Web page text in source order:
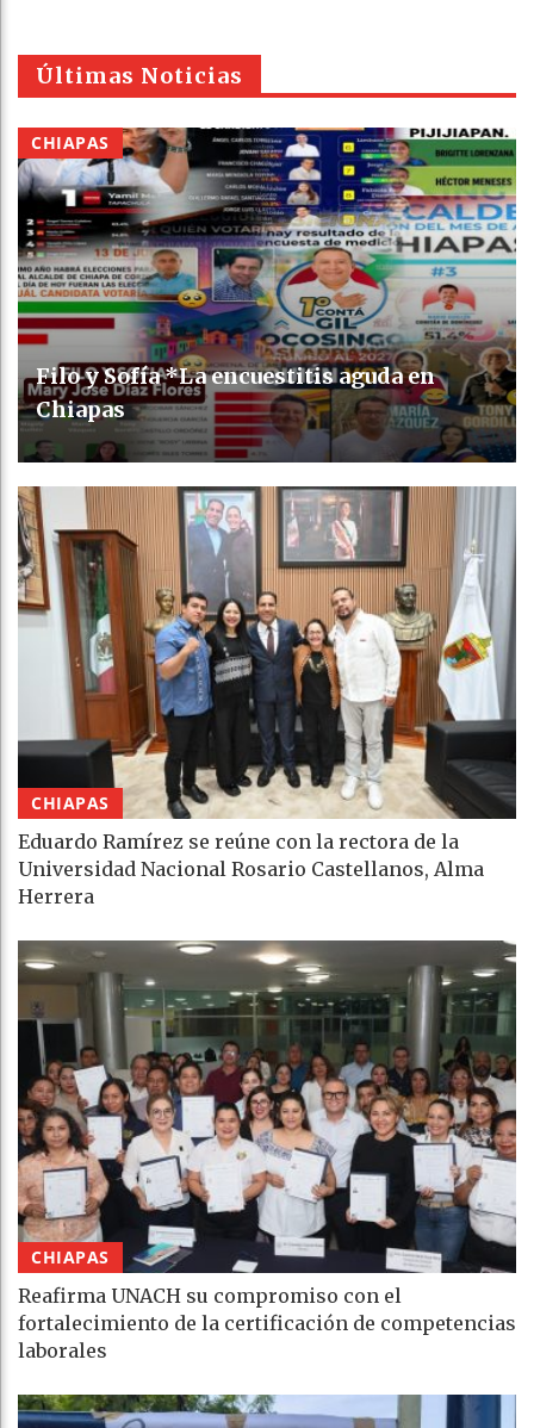
Últimas Noticias
CHIAPAS
Filo y Sofía *La encuestitis aguda en
Chiapas
CHIAPAS
Eduardo Ramírez se reúne con la rectora de la
Universidad Nacional Rosario Castellanos, Alma
Herrera
CHIAPAS
Reafirma UNACH su compromiso con el
fortalecimiento de la certificación de competencias
laborales